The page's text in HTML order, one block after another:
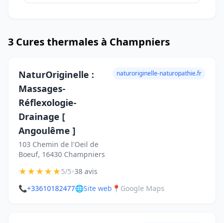
3 Cures thermales à Champniers
NaturOriginelle :
Massages-
Réflexologie-
Drainage [
Angoulême ]
103 Chemin de l'Oeil de
Boeuf, 16430 Champniers
naturoriginelle-naturopathie.fr
★★★★★5/5•38 avis
📞+33610182477🌐Site web 📍 Google Maps